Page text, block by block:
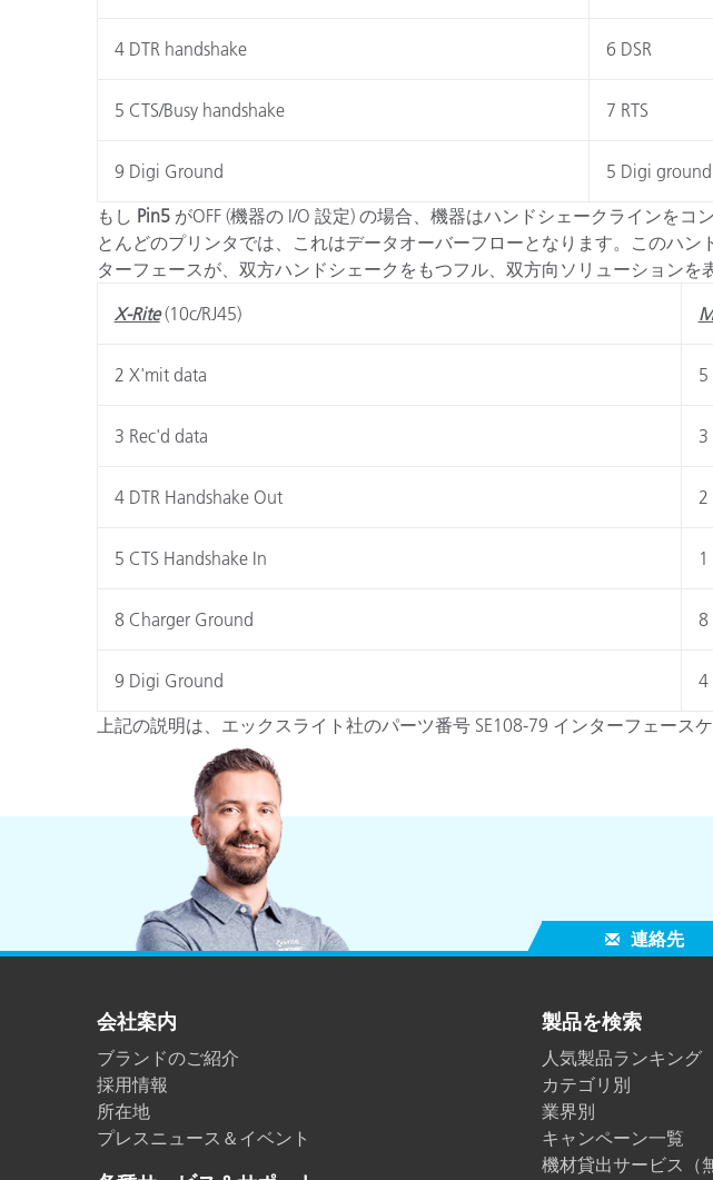
4 DTR handshake 6 DSR
5 CTS/Busy handshake 7 RTS
9 Digi Ground 5 Digi ground
もし Pin5 がOFF (機器の I/O 設定) の場合、機器はハンドシェークラインを
とんどのプリンタでは、これはデータオーバーフローとなります。このハン
ターフェースが、双方ハンドシェークをもつフル、双方向ソリューションを
X-Rite(10c/RJ45)
2 X'mit data 5
3 Rec'd data 3
4 DTR Handshake Out 2
5 CTS Handshake In
8 Charger Ground 8
9 Digi Ground
4
上記の説明は、エックスライト社のパーツ番号 SE108-79 インターフェース
連絡先
会社案内
ブランドのご紹介
採用情報
所在地
プレスニュース＆イベント
製品を検索
人気製品ランキング
カテゴリ別
業界別
キャンペーン一覧
機材貸出サービス（